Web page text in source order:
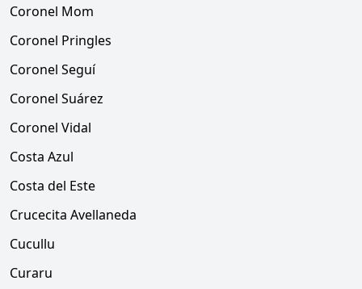
Coronel Mom
Coronel Pringles
Coronel Seguí
Coronel Suárez
Coronel Vidal
Costa Azul
Costa del Este
Crucecita Avellaneda
Cucullu
Curaru